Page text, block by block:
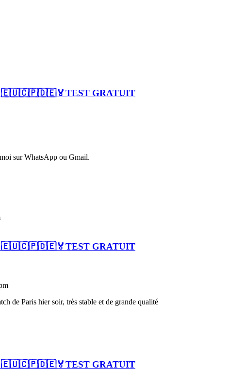
🇪🇺🇨🇵🇩🇪🏅TEST GRATUIT
sur WhatsApp ou Gmail.
🇪🇺🇨🇵🇩🇪🏅TEST GRATUIT
de Paris hier soir, très stable et de grande qualité
🇪🇺🇨🇵🇩🇪🏅TEST GRATUIT